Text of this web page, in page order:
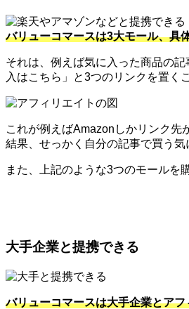
バリューコマースは3大モール、具
それは、例えば気に入った商品の
入はこちら」と3つのリンクを置く
これが例えばAmazonしかリンク先
結果、せっかく自分の記事で買う
また、上記のような3つのモールを
大手企業と提携できる
バリューコマースは大手企業とア